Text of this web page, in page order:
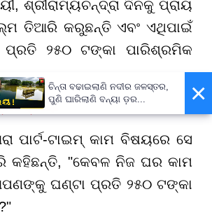
ଶ୍ରୀରାମ୍ୟଚନ୍ଦ୍ରା ଦିନକୁ ପ୍ରାୟ
ତିଆରି କରୁଛନ୍ତି ଏବଂ ଏଥିପାଇଁ
ପ୍ରତି ୨୫୦ ଟଙ୍କା ପାରିଶ୍ରମିକ
ପାର୍ଟ-ଟାଇମ୍ କାମ ବିଷୟରେ ସେ
କହିଛନ୍ତି, "କେବଳ ନିଜ ଘର କାମ
ଘଣ୍ଟା ପ୍ରତି ୨୫୦ ଟଙ୍କା
×
ଚିନ୍ତା ବଢାଇଲାଣି ନଦୀର ଜଳସ୍ତର,
ପୁଣି ଘାରିଲାଣି ବନ୍ୟା ଡ଼ର...